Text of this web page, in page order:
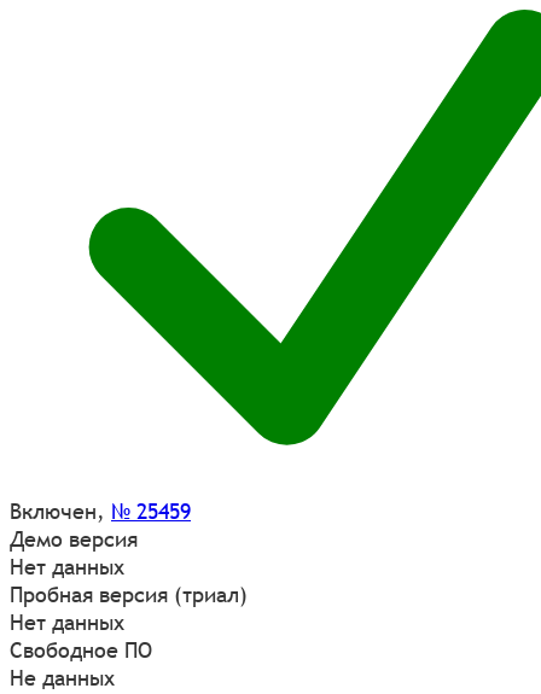
Включен, № 25459
Демо версия
Нет данных
Пробная версия (триал)
Нет данных
Свободное ПО
Не данных